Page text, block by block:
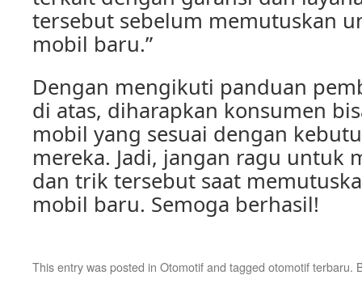
tersebut sebelum memutuskan
mobil baru.”
Dengan mengikuti panduan
di atas, diharapkan konsumen
mobil yang sesuai dengan
mereka. Jadi, jangan ragu untuk
dan trik tersebut saat
mobil baru. Semoga berhasil!
This entry was posted in Otomotifand tagged otomotif terbaru.